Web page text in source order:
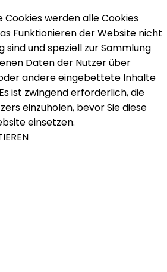
werden alle Cookies
Funktionieren der Website nicht
und speziell zur Sammlung
Daten der Nutzer über
andere eingebettete Inhalte
ist zwingend erforderlich, die
einzuholen, bevor Sie diese
einsetzen.